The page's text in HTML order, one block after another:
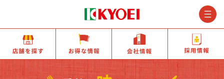
店舗を探す お得な情報 会社情報